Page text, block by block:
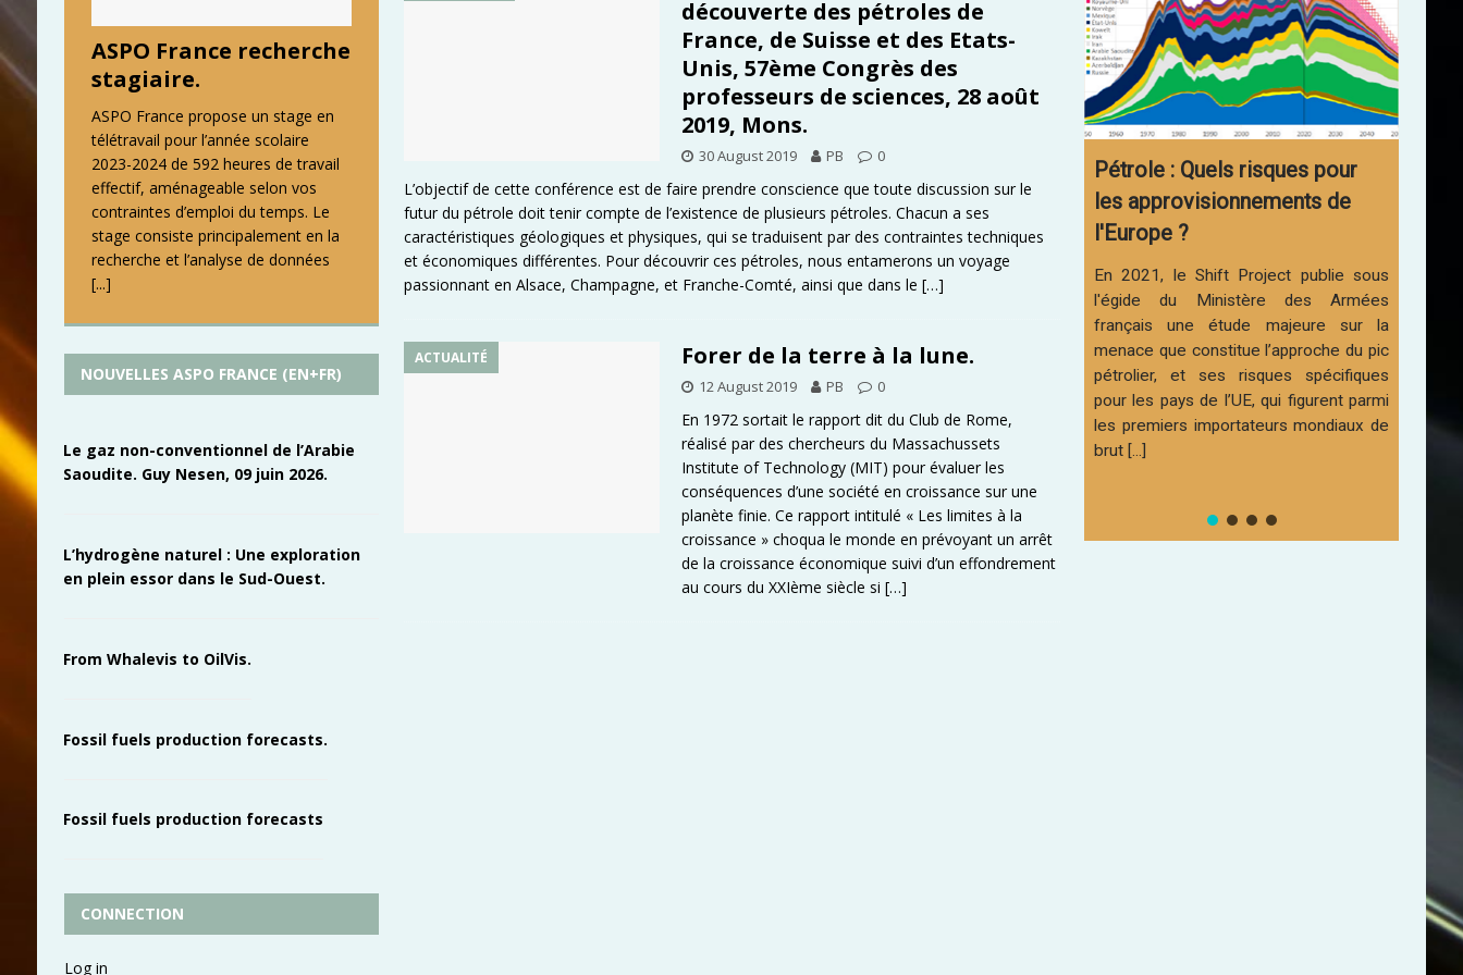
découverte des pétroles de
France, de Suisse et des Etats-
Unis, 57ème Congrès des
professeurs de sciences, 28 août
2019, Mons.
30 August 2019 PB 0
L’objectif de cette conférence est de faire prendre conscience que toute discussion sur le
futur du pétrole doit tenir compte de l’existence de plusieurs pétroles. Chacun a ses
caractéristiques géologiques et physiques, qui se traduisent par des contraintes techniques
et économiques différentes. Pour découvrir ces pétroles, nous entamerons un voyage
passionnant en Alsace, Champagne, et Franche-Comté, ainsi que dans le[…]
ACTUALITÉ Forer de la terre à la lune.
12 August 2019 PB 0
En 1972 sortait le rapport dit du Club de Rome,
réalisé par des chercheurs du Massachussets
Institute of Technology (MIT) pour évaluer les
conséquences d’une société en croissance sur une
planète finie. Ce rapport intitulé « Les limites à la
croissance » choqua le monde en prévoyant un arrêt
de la croissance économique suivi d’un effondrement
au cours du XXIème siècle si[…]
ASPO France recherche
stagiaire.
ASPO France propose un stage en
télétravail pour l’année scolaire
2023-2024 de 592 heures de travail
effectif, aménageable selon vos
contraintes d’emploi du temps. Le
stage consiste principalement en la
recherche et l’analyse de données
[...]
NOUVELLES ASPO FRANCE (EN+FR)
Le gaz non-conventionnel de l’Arabie
Saoudite. Guy Nesen, 09 juin 2026.
L’hydrogène naturel : Une exploration
en plein essor dans le Sud-Ouest.
From Whalevis to OilVis.
Fossil fuels production forecasts.
Fossil fuels production forecasts
CONNECTION
Log in
Pétrole : Quels risques pour
les approvisionnements de
l'Europe ?
En 2021, le Shift Project publie sous
l'égide du Ministère des Armées
français une étude majeure sur la
menace que constitue l’approche du pic
pétrolier, et ses risques spécifiques
pour les pays de l’UE, qui figurent parmi
les premiers importateurs mondiaux de
brut [...]